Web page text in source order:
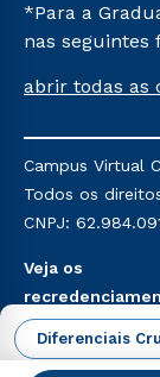
Diferenciais
*Para a
nas seguintes
Já para as
mencionadas
Religioso,
do Ensino de
abrir todas as
Campus Virtual
Todos os
CNPJ:
Veja os
aqui